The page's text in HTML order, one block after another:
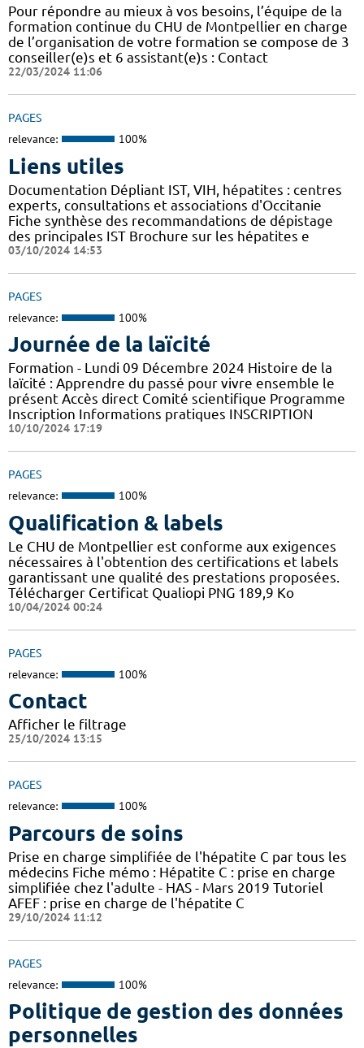
Pour répondre au mieux à vos besoins, l’équipe de la
formation continue du CHU de Montpellier en charge
de l’organisation de votre formation se compose de 3
conseiller(e)s et 6 assistant(e)s : Contact
22/03/2024 11:06
PAGES
relevance: 100%
Liens utiles
Documentation Dépliant IST, VIH, hépatites : centres
experts, consultations et associations d'Occitanie
Fiche synthèse des recommandations de dépistage
des principales IST Brochure sur les hépatites e
03/10/2024 14:53
PAGES
relevance: 100%
Journée de la laïcité
Formation - Lundi 09 Décembre 2024 Histoire de la
laïcité : Apprendre du passé pour vivre ensemble le
présent Accès direct Comité scientifique Programme
Inscription Informations pratiques ​INSCRIPTION
10/10/2024 17:19
PAGES
relevance: 100%
Qualification & labels
Le CHU de Montpellier est conforme aux exigences
nécessaires à l'obtention des certifications et labels
garantissant une qualité des prestations proposées.
Télécharger Certificat Qualiopi PNG 189,9 Ko
10/04/2024 00:24
PAGES
relevance: 100%
Contact
Afficher le filtrage
25/10/2024 13:15
PAGES
relevance: 100%
Parcours de soins
Prise en charge simplifiée de l'hépatite C par tous les
médecins Fiche mémo : Hépatite C : prise en charge
simplifiée chez l'adulte - HAS - Mars 2019 Tutoriel
AFEF : prise en charge de l'hépatite C
29/10/2024 11:12
PAGES
relevance: 100%
Politique de gestion des données
personnelles